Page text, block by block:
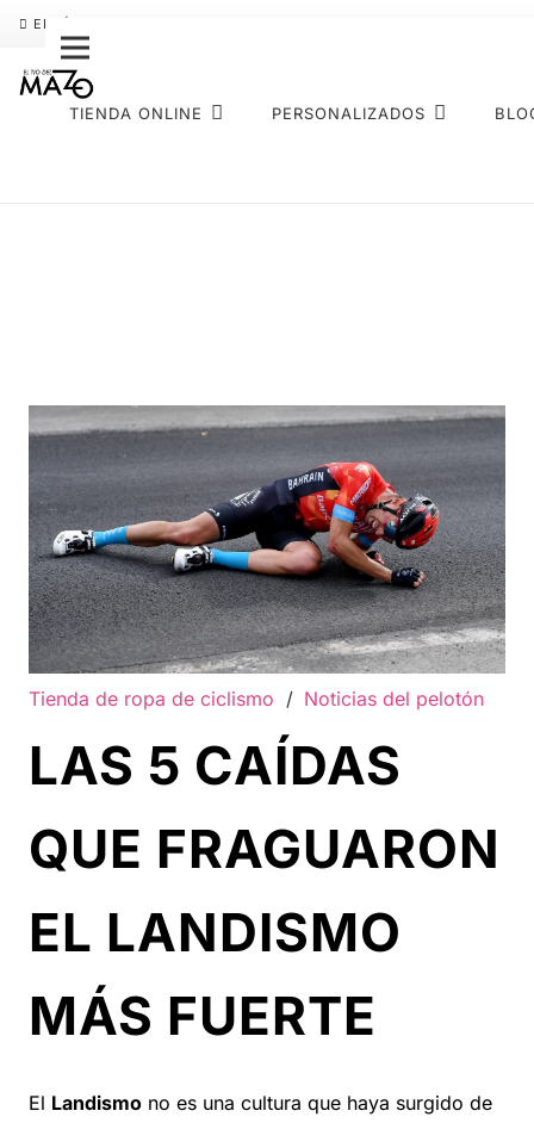
ENVÍO GRATIS
TIENDA ONLINE PERSONALIZADOS
Tienda de ropa de ciclismo / Noticias del pelotón
LAS 5 CAÍDAS
QUE FRAGUARON
EL LANDISMO
MÁS FUERTE
El Landismo no es una cultura que haya surgido de